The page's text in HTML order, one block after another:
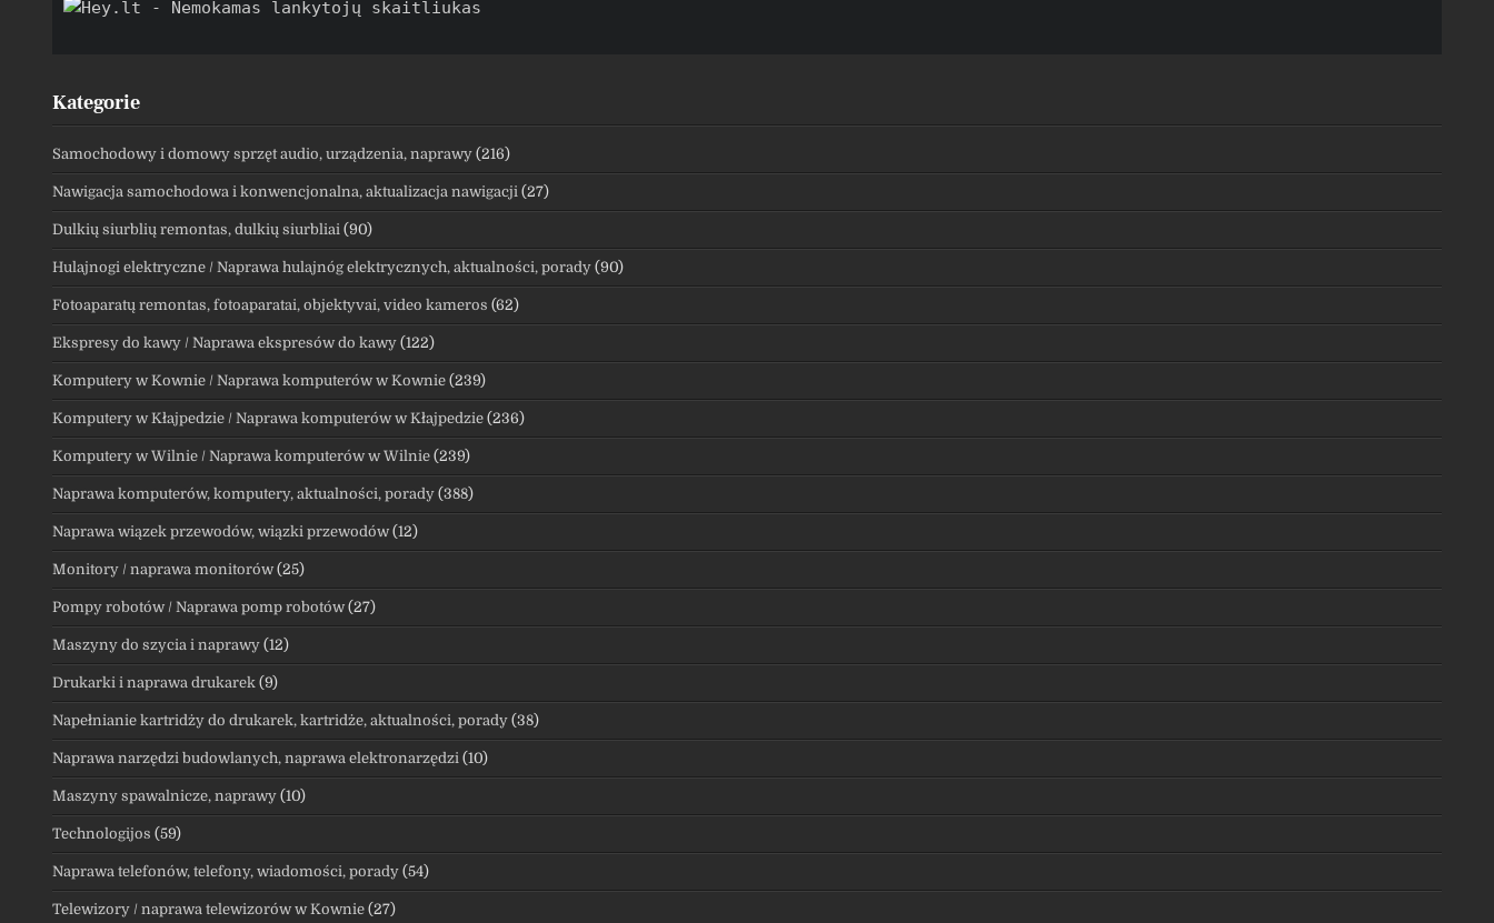
Kategorie
Samochodowy i domowy sprzęt audio, urządzenia, naprawy (216)
Nawigacja samochodowa i konwencjonalna, aktualizacja nawigacji (27)
Dulkių siurblių remontas, dulkių siurbliai (90)
Hulajnogi elektryczne / Naprawa hulajnóg elektrycznych, aktualności, porady (90)
Fotoaparatų remontas, fotoaparatai, objektyvai, video kameros (62)
Ekspresy do kawy / Naprawa ekspresów do kawy (122)
Komputery w Kownie / Naprawa komputerów w Kownie (239)
Komputery w Kłajpedzie / Naprawa komputerów w Kłajpedzie (236)
Komputery w Wilnie / Naprawa komputerów w Wilnie (239)
Naprawa komputerów, komputery, aktualności, porady (388)
Naprawa wiązek przewodów, wiązki przewodów (12)
Monitory / naprawa monitorów (25)
Pompy robotów / Naprawa pomp robotów (27)
Maszyny do szycia i naprawy (12)
Drukarki i naprawa drukarek (9)
Napełnianie kartridży do drukarek, kartridże, aktualności, porady (38)
Naprawa narzędzi budowlanych, naprawa elektronarzędzi (10)
Maszyny spawalnicze, naprawy (10)
Technologijos (59)
Naprawa telefonów, telefony, wiadomości, porady (54)
Telewizory / naprawa telewizorów w Kownie (27)